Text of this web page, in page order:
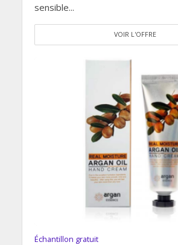
sensible...
VOIR L'OFFRE
Échantillon gratuit